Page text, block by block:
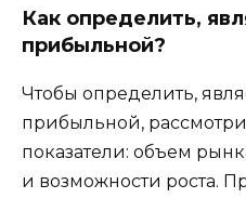
Как определить,
прибыльной?
Чтобы определить,
прибыльной,
показатели: объем
и возможности роста.